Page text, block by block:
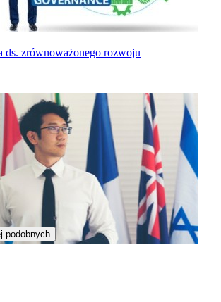
ds. zrównoważonego rozwoju
podobnych